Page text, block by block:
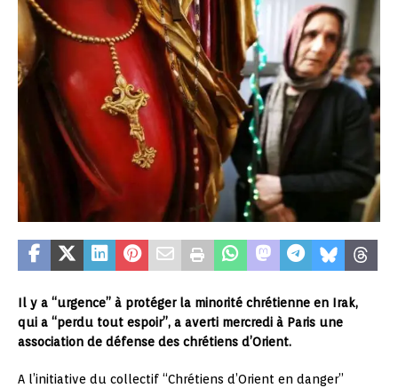
Il y a “urgence” à protéger la minorité chrétienne en Irak,
qui a “perdu tout espoir”, a averti mercredi à Paris une
association de défense des chrétiens d’Orient.
A l’initiative du collectif “Chrétiens d’Orient en danger”